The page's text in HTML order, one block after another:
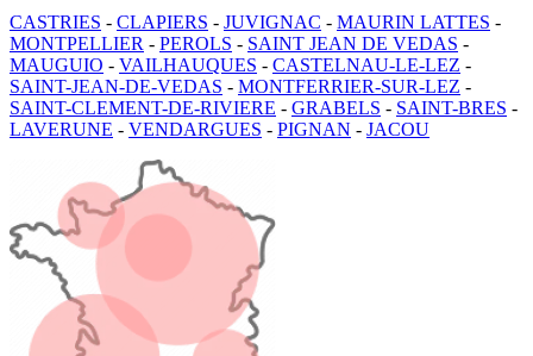
CASTRIES - CLAPIERS - JUVIGNAC - MAURIN LATTES -
MONTPELLIER - PEROLS - SAINT JEAN DE VEDAS -
MAUGUIO - VAILHAUQUES - CASTELNAU-LE-LEZ -
SAINT-JEAN-DE-VEDAS - MONTFERRIER-SUR-LEZ -
SAINT-CLEMENT-DE-RIVIERE - GRABELS - SAINT-BRES -
LAVERUNE - VENDARGUES - PIGNAN - JACOU